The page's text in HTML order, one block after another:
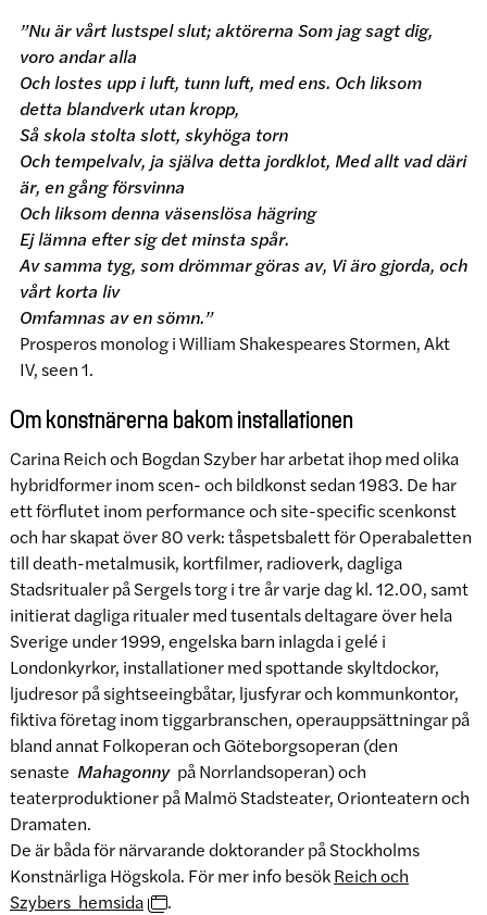
”Nu är vårt lustspel slut; aktörerna Som jag sagt dig,
voro andar alla
Och lostes upp i luft, tunn luft, med ens. Och liksom
detta blandverk utan kropp,
Så skola stolta slott, skyhöga torn
Och tempelvalv, ja själva detta jordklot, Med allt vad däri
är, en gång försvinna
Och liksom denna väsenslösa hägring
Ej lämna efter sig det minsta spår.
Av samma tyg, som drömmar göras av, Vi äro gjorda, och
vårt korta liv
Omfamnas av en sömn.”
Prosperos monolog i William Shakespeares Stormen, Akt
IV, seen 1.
Om konstnärerna bakom installationen
Carina Reich och Bogdan Szyber har arbetat ihop med olika
hybridformer inom scen- och bildkonst sedan 1983. De har
ett förflutet inom performance och site-specific scenkonst
och har skapat över 80 verk: tåspetsbalett för Operabaletten
till death-metalmusik, kortfilmer, radioverk, dagliga
Stadsritualer på Sergels torg i tre år varje dag kl. 12.00, samt
initierat dagliga ritualer med tusentals deltagare över hela
Sverige under 1999, engelska barn inlagda i gelé i
Londonkyrkor, installationer med spottande skyltdockor,
ljudresor på sightseeingbåtar, ljusfyrar och kommunkontor,
fiktiva företag inom tiggarbranschen, operauppsättningar på
bland annat Folkoperan och Göteborgsoperan (den
senaste Mahagonnypå Norrlandsoperan) och
teaterproduktioner på Malmö Stadsteater, Orionteatern och
Dramaten.
De är båda för närvarande doktorander på Stockholms
Konstnärliga Högskola. För mer info besökReich och
Szybers hemsida
.